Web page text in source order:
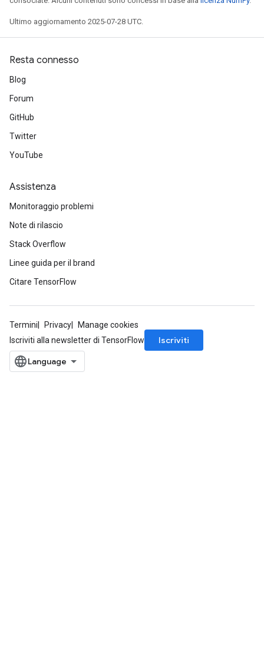
Ultimo aggiornamento 2025-07-28 UTC.
Resta connesso
Blog
Forum
GitHub
Twitter
YouTube
Assistenza
Monitoraggio problemi
Note di rilascio
Stack Overflow
Linee guida per il brand
Citare TensorFlow
Termini Privacy
Manage cookies
Iscriviti alla newsletter di TensorFlow
Iscriviti